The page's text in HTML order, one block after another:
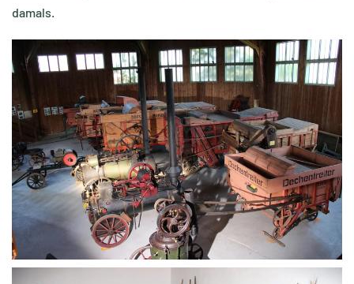
damals.